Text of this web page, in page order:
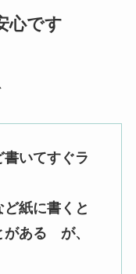
心です
書いてすぐラ
ど紙に書くと
がある が、